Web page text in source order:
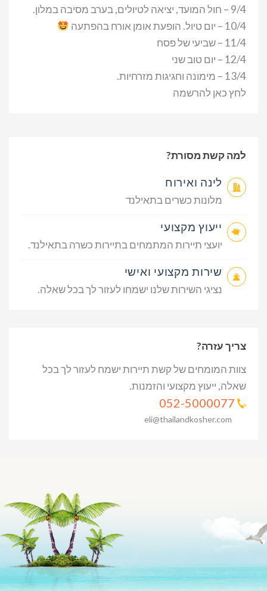
9/4 – חול המועד, יציאה לטיולים, בערב מסיבה במלון.
10/4 – יום טיול. הופעת אומן אורח בהפתעה
11/4 – שביעי של פסח
12/4 – יום טוב שני
13/4 – מימונה וחגיגות מזרחיות.
לחץ כאן להרשמה
למה קשת מסורת?
לינה ואירוח
מלונות כשרים בתאילנד
ייעוץ מקצועי
יועצי תיירות המתמחים בתיירות כשרה בתאילנד.
שירות מקצועי ואישי
נציגי השירות שלנו ישמחו לעזור לך בכל שאלה.
צריך עזרה?
צוות המומחים של קשת תיירות ישמח לעזור לך בכל
שאלה, ייעוץ מקצועי והזמנות.
eli@thailandkosher.com